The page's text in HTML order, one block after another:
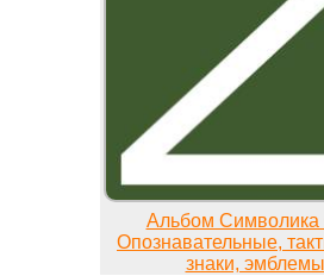
Альбом
Опознавательные,
знаки, эмблемы